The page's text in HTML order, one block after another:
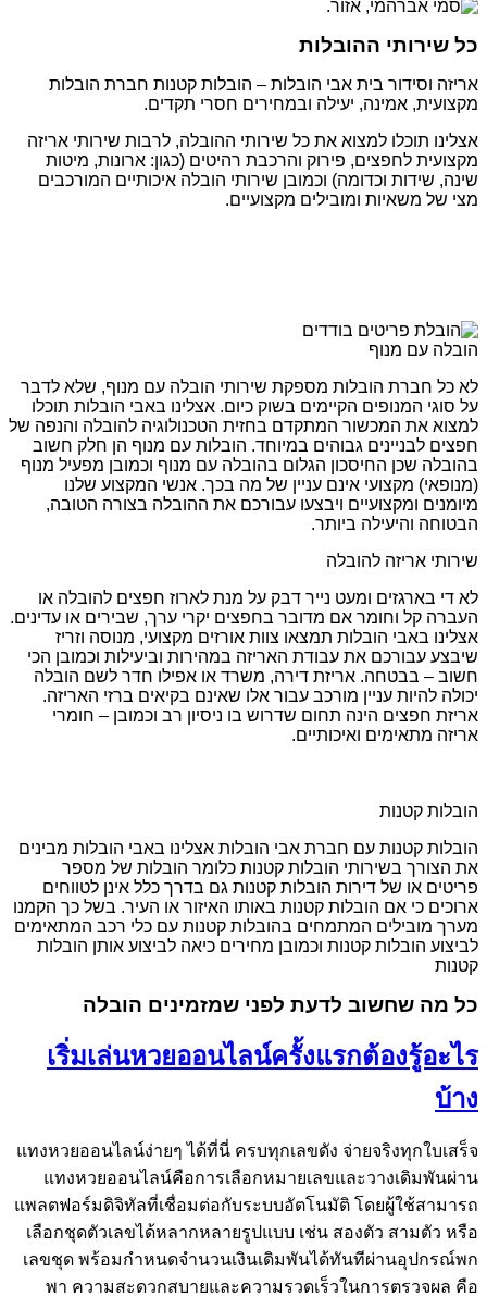
כל שירותי ההובלות
אריזה וסידור בית אבי הובלות – הובלות קטנות חברת הובלות
מקצועית, אמינה, יעילה ובמחירים חסרי תקדים.
אצלינו תוכלו למצוא את כל שירותי ההובלה, לרבות שירותי אריזה
מקצועית לחפצים, פירוק והרכבת רהיטים (כגון: ארונות, מיטות
שינה, שידות וכדומה) וכמובן שירותי הובלה איכותיים המורכבים
מצי של משאיות ומובילים מקצועיים.
הובלה עם מנוף
לא כל חברת הובלות מספקת שירותי הובלה עם מנוף, שלא לדבר
על סוגי המנופים הקיימים בשוק כיום. אצלינו באבי הובלות תוכלו
למצוא את המכשור המתקדם בחזית הטכנולוגיה להובלה והנפה של
חפצים לבניינים גבוהים במיוחד. הובלות עם מנוף הן חלק חשוב
בהובלה שכן החיסכון הגלום בהובלה עם מנוף וכמובן מפעיל מנוף
(מנופאי) מקצועי אינם עניין של מה בכך. אנשי המקצוע שלנו
מיומנים ומקצועיים ויבצעו עבורכם את ההובלה בצורה הטובה,
הבטוחה והיעילה ביותר.
שירותי אריזה להובלה
לא די בארגזים ומעט נייר דבק על מנת לארוז חפצים להובלה או
העברה קל וחומר אם מדובר בחפצים יקרי ערך, שבירים או עדינים.
אצלינו באבי הובלות תמצאו צוות אורזים מקצועי, מנוסה וזריז
שיבצע עבורכם את עבודת האריזה במהירות וביעילות וכמובן הכי
חשוב – בבטחה. אריזת דירה, משרד או אפילו חדר לשם הובלה
יכולה להיות עניין מורכב עבור אלו שאינם בקיאים ברזי האריזה.
אריזת חפצים הינה תחום שדרוש בו ניסיון רב וכמובן – חומרי
אריזה מתאימים ואיכותיים.
הובלות קטנות
הובלות קטנות עם חברת אבי הובלות אצלינו באבי הובלות מבינים
את הצורך בשירותי הובלות קטנות כלומר הובלות של מספר
פריטים או של דירות הובלות קטנות גם בדרך כלל אינן לטווחים
ארוכים כי אם הובלות קטנות באותו האיזור או העיר. בשל כך הקמנו
מערך מובילים המתמחים בהובלות קטנות עם כלי רכב המתאימים
לביצוע הובלות קטנות וכמובן מחירים כיאה לביצוע אותן הובלות
קטנות
כל מה שחשוב לדעת לפני שמזמינים הובלה
เริ่มเล่นหวยออนไลน์ครั้งแรกต้องรู้อะไร
บ้าง
แทงหวยออนไลน์ง่ายๆ ได้ที่นี่ ครบทุกเลขดัง จ่ายจริงทุกใบเสร็จ
แทงหวยออนไลน์คือการเลือกหมายเลขและวางเดิมพันผ่าน
แพลตฟอร์มดิจิทัลที่เชื่อมต่อกับระบบอัตโนมัติ โดยผู้ใช้สามารถ
เลือกชุดตัวเลขได้หลากหลายรูปแบบ เช่น สองตัว สามตัว หรือ
เลขชุด พร้อมกำหนดจำนวนเงินเดิมพันได้ทันทีผ่านอุปกรณ์พก
พา ความสะดวกสบายและความรวดเร็วในการตรวจผล คือ